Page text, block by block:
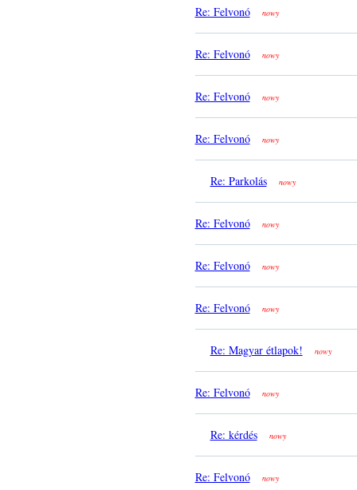
Re: Felvonó nowy
Re: Felvonó nowy
Re: Felvonó nowy
Re: Felvonó nowy
Re: Parkolás nowy
Re: Felvonó nowy
Re: Felvonó nowy
Re: Felvonó nowy
Re: Magyar étlapok! nowy
Re: Felvonó nowy
Re: kérdés nowy
Re: Felvonó nowy